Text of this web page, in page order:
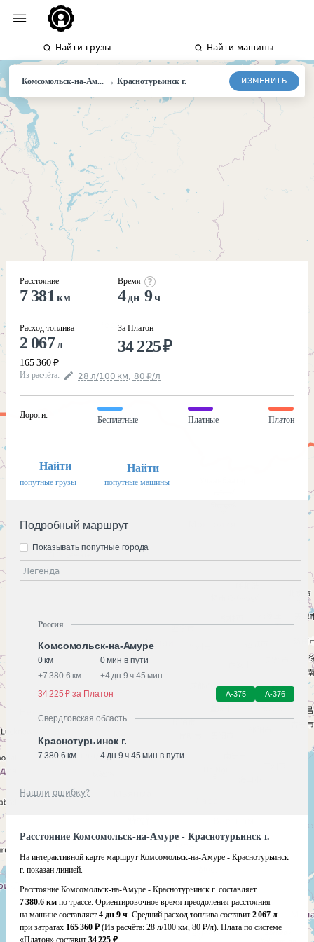
Найти грузы Найти машины
Комсомольск-на-Ам... → Краснотурьинск г. ИЗМЕНИТЬ
Расстояние
7 381 км
Расход топлива
2 067л
165 360 ₽
Время
4 дн 9ч
За Платон
34 225₽
Из расчёта: 28 л/100 км, 80 ₽/л
Дороги:
Бесплатные Платные Платон
Найти
попутные грузы
Найти
попутные машины
Подробный маршрут
Легенда
Показывать попутные города
Россия
Комсомольск-на-Амуре
0 км
0 мин в пути
+7 380.6 км +4 дн 9 ч 45 мин
34 225 ₽ за Платон
А-375 А-376
Свердловская область
Краснотурьинск г.
7 380.6 км 4 дн 9 ч 45 мин в пути
Нашли ошибку?
Расстояние Комсомольск-на-Амуре - Краснотурьинск г.
На интерактивной карте маршрут Комсомольск-на-Амуре - Краснотурьинск
г. показан линией.
Расстояние Комсомольск-на-Амуре - Краснотурьинск г. составляет
7 380.6 км по трассе. Ориентировочное время преодоления расстояния
на машине составляет 4 дн 9 ч. Средний расход топлива составит 2 067 л
при затратах 165 360 ₽ (Из расчёта: 28 л/100 км, 80 ₽/л). Плата по системе
«Платон» составит 34 225 ₽